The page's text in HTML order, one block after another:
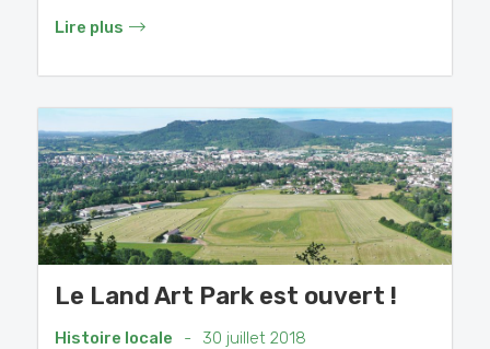
Lire plus
Le Land Art Park est ouvert !
Histoire locale - 30 juillet 2018